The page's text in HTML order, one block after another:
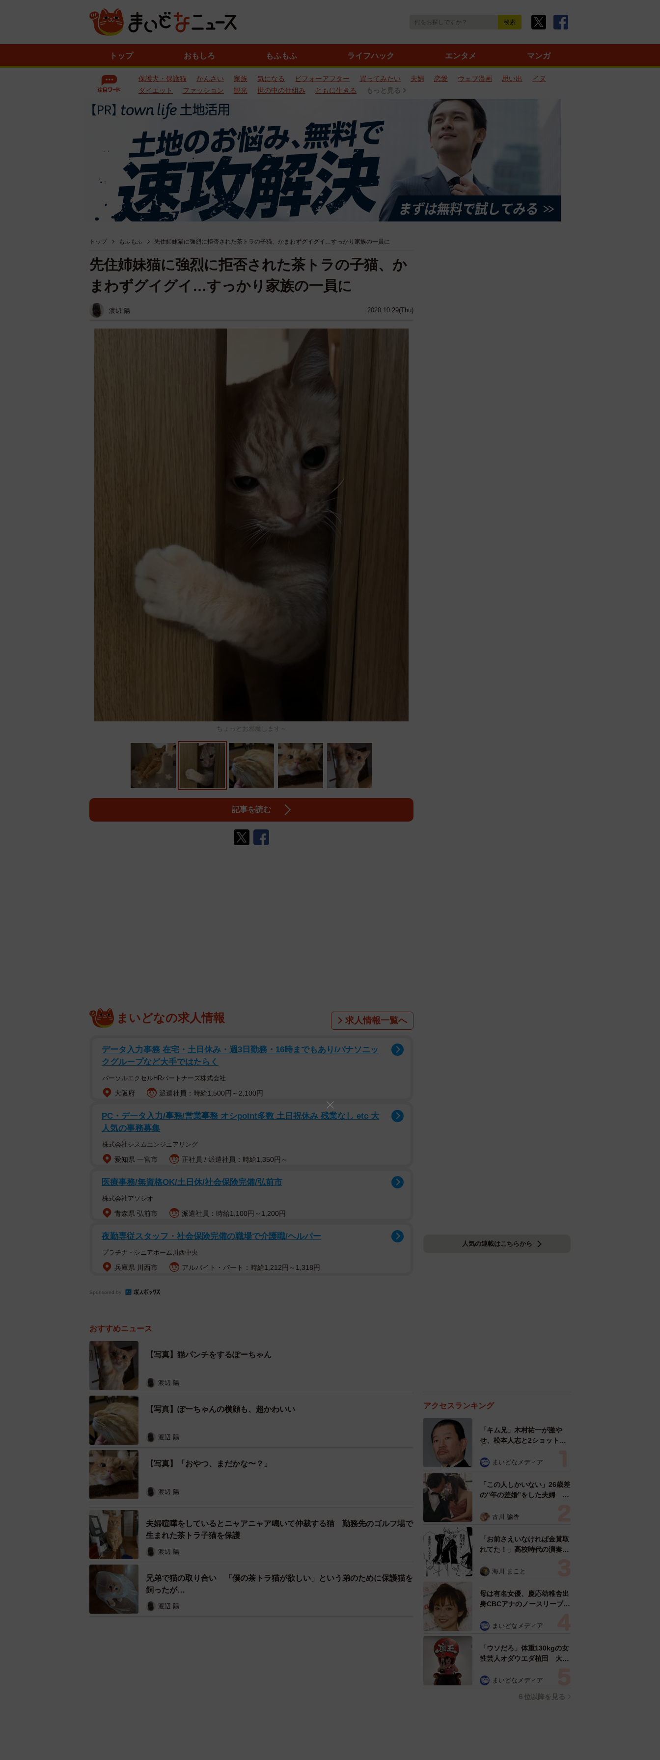
トップ おもしろ もふもふ ライフハック エンタメ マンガ
保護犬・保護猫 かんさい 家族 気になる ビフォーアフター 買ってみたい 夫婦 恋愛 ウェブ漫画 思い出
イヌ
ダイエット
ファッション 観光 世の中の仕組み ともに生きる もっと見る
トップ もふもふ 先住姉妹猫に強烈に拒否された茶トラの子猫、かまわずグイグイ…すっかり家族の一員に
2020.10.29(Thu)
先住姉妹猫に強烈に拒否された茶トラの子猫、か
まわずグイグイ…すっかり家族の一員に
渡辺 陽
ちょっとお邪魔します～
記事を読む
まいどなの求人情報 求人情報一覧へ
データ入力事務 在宅・土日休み・週3日勤務・16時までもあり/パナソニッ
クグループなど大手ではたらく
パーソルエクセルHRパートナーズ株式会社
大阪府 派遣社員：時給1,500円～2,100円
PC・データ入力/事務/営業事務 オシpoint多数 土日祝休み 残業なし etc 大
人気の事務募集
株式会社シスムエンジニアリング
愛知県 一宮市 正社員 / 派遣社員：時給1,350円～
医療事務/無資格OK/土日休/社会保険完備/弘前市
株式会社アソシオ
青森県 弘前市 派遣社員：時給1,100円～1,200円
夜勤専従スタッフ・社会保険完備の職場で介護職/ヘルパー
プラチナ・シニアホーム川西中央
兵庫県 川西市 アルバイト・パート：時給1,212円～1,318円
Sponsored by
おすすめニュース
【写真】猫パンチをするぽーちゃん
渡辺 陽
【写真】ぽーちゃんの横顔も、超かわいい
渡辺 陽
【写真】「おやつ、まだかな〜？」
渡辺 陽
夫婦喧嘩をしているとニャアニャア鳴いて仲裁する猫 勤務先のゴルフ場で
生まれた茶トラ子猫を保護
渡辺 陽
兄弟で猫の取り合い 「僕の茶トラ猫が欲しい」という弟のために保護猫を
飼ったが…
渡辺 陽
人気の連載はこちらから
アクセスランキング
「キム兄」木村祐一が激や
せ、松本人志と2ショット
「テキヤの兄さん」
まいどなメディア
「この人しかいない」26歳差
の“年の差婚”をした夫婦 出
た？ 今の思いを聞いた
古川 諭香
「お前さえいなければ金賞取
れてた！」高校時代の演奏会
生は楽器修理職人に 10年後
ぬ申し出【漫画】
海川 まこと
母は有名女優、慶応幼稚舎出
身CBCアナのノースリーブ姿
る」「天使の笑顔」
まいどなメディア
「ウソだろ」体重130kgの女
性芸人オダウエダ植田 大学
で」 まいどなメディア
６位以降を見る